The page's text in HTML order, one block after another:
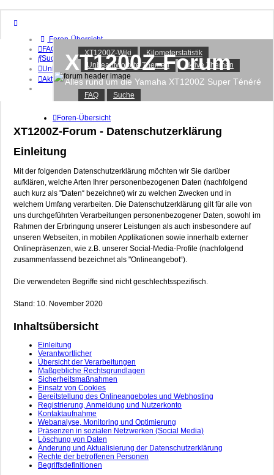
Foren-Übersicht
FAQ
Suche
Unbeantwortete Themen
Aktive Themen
Registrieren
XT1200Z-Wiki
Kilometerstatistik
Unbeantwortete Themen
Aktive Themen
XT1200Z-Forum
Alles rund um die Yamaha XT1200Z Super Ténéré
FAQ Suche
Foren-Übersicht
XT1200Z-Forum - Datenschutzerklärung
Einleitung
Mit der folgenden Datenschutzerklärung möchten wir Sie darüber
aufklären, welche Arten Ihrer personenbezogenen Daten (nachfolgend
auch kurz als "Daten“ bezeichnet) wir zu welchen Zwecken und in
welchem Umfang verarbeiten. Die Datenschutzerklärung gilt für alle von
uns durchgeführten Verarbeitungen personenbezogener Daten, sowohl im
Rahmen der Erbringung unserer Leistungen als auch insbesondere auf
unseren Webseiten, in mobilen Applikationen sowie innerhalb externer
Onlinepräsenzen, wie z.B. unserer Social-Media-Profile (nachfolgend
zusammenfassend bezeichnet als "Onlineangebot“).
Die verwendeten Begriffe sind nicht geschlechtsspezifisch.
Stand: 10. November 2020
Inhaltsübersicht
Einleitung
Verantwortlicher
Übersicht der Verarbeitungen
Maßgebliche Rechtsgrundlagen
Sicherheitsmaßnahmen
Einsatz von Cookies
Bereitstellung des Onlineangebotes und Webhosting
Registrierung, Anmeldung und Nutzerkonto
Kontaktaufnahme
Webanalyse, Monitoring und Optimierung
Präsenzen in sozialen Netzwerken (Social Media)
Löschung von Daten
Änderung und Aktualisierung der Datenschutzerklärung
Rechte der betroffenen Personen
Begriffsdefinitionen